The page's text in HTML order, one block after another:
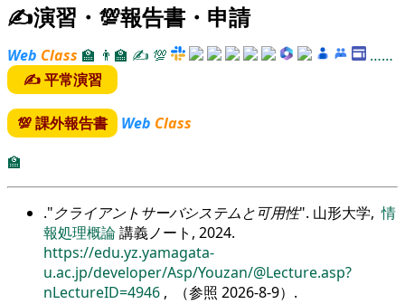
✍演習・💯報告書・申請
Web Class 🏫 👨‍🏫 ✍ 💯
……
✍ 平常演習
💯 課外報告書 Web Class
🏫
. クライアントサーバシステムと可用性 . 山形大学,情
報処理概論講義ノート, 2024.
https://edu.yz.yamagata-
u.ac.jp/developer/Asp/Youzan/@Lecture.asp?
nLectureID=4946 , （参照 2026-8-9）.